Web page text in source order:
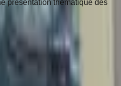
présentation thématique des